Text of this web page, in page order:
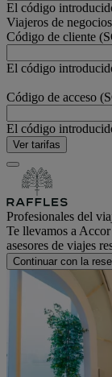
El código
Viajeros de negocios
Código de cliente
El código
Código de acceso
El código
Ver tarifas
Profesionales del
Te llevamos a
asesores de viajes
Continuar con la